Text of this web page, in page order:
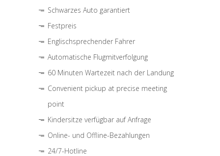
Schwarzes Auto garantiert
Festpreis
Englischsprechender Fahrer
Automatische Flugmitverfolgung
60 Minuten Wartezeit nach der Landung
Convenient pickup at precise meeting
point
Kindersitze verfügbar auf Anfrage
Online- und Offline-Bezahlungen
24/7-Hotline